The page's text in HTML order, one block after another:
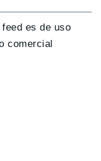
feed es de uso
comercial